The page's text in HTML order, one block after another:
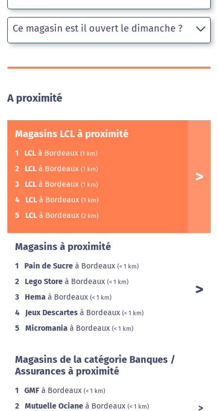
Ce magasin est il ouvert le dimanche ?
A proximité
Magasins LCL à proximité
1 LCL à Bordeaux (1 km)
2 LCL à Bordeaux (1 km)
3 LCL à Bordeaux (1 km)
4 LCL à Bordeaux (1 km)
5 LCL à Bordeaux (2 km)
Magasins à proximité
1 Pain de Sucre à Bordeaux (< 1 km)
2 Lego Store à Bordeaux (< 1 km)
3 Hema à Bordeaux (< 1 km)
4 Jeux Descartes à Bordeaux (< 1 km)
5 Micromania à Bordeaux (< 1 km)
Magasins de la catégorie Banques /
Assurances à proximité
1 GMF à Bordeaux (< 1 km)
2 Mutuelle Ociane à Bordeaux (< 1 km)